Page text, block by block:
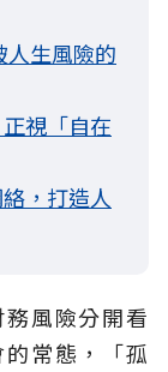
生風險的
視「自在
，打造人
風險分開看
常態，「孤